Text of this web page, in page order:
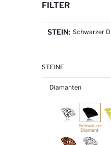
FILTER
STEIN: Schwarzer
STEINE
Diamanten
Schwarzer
Diamant